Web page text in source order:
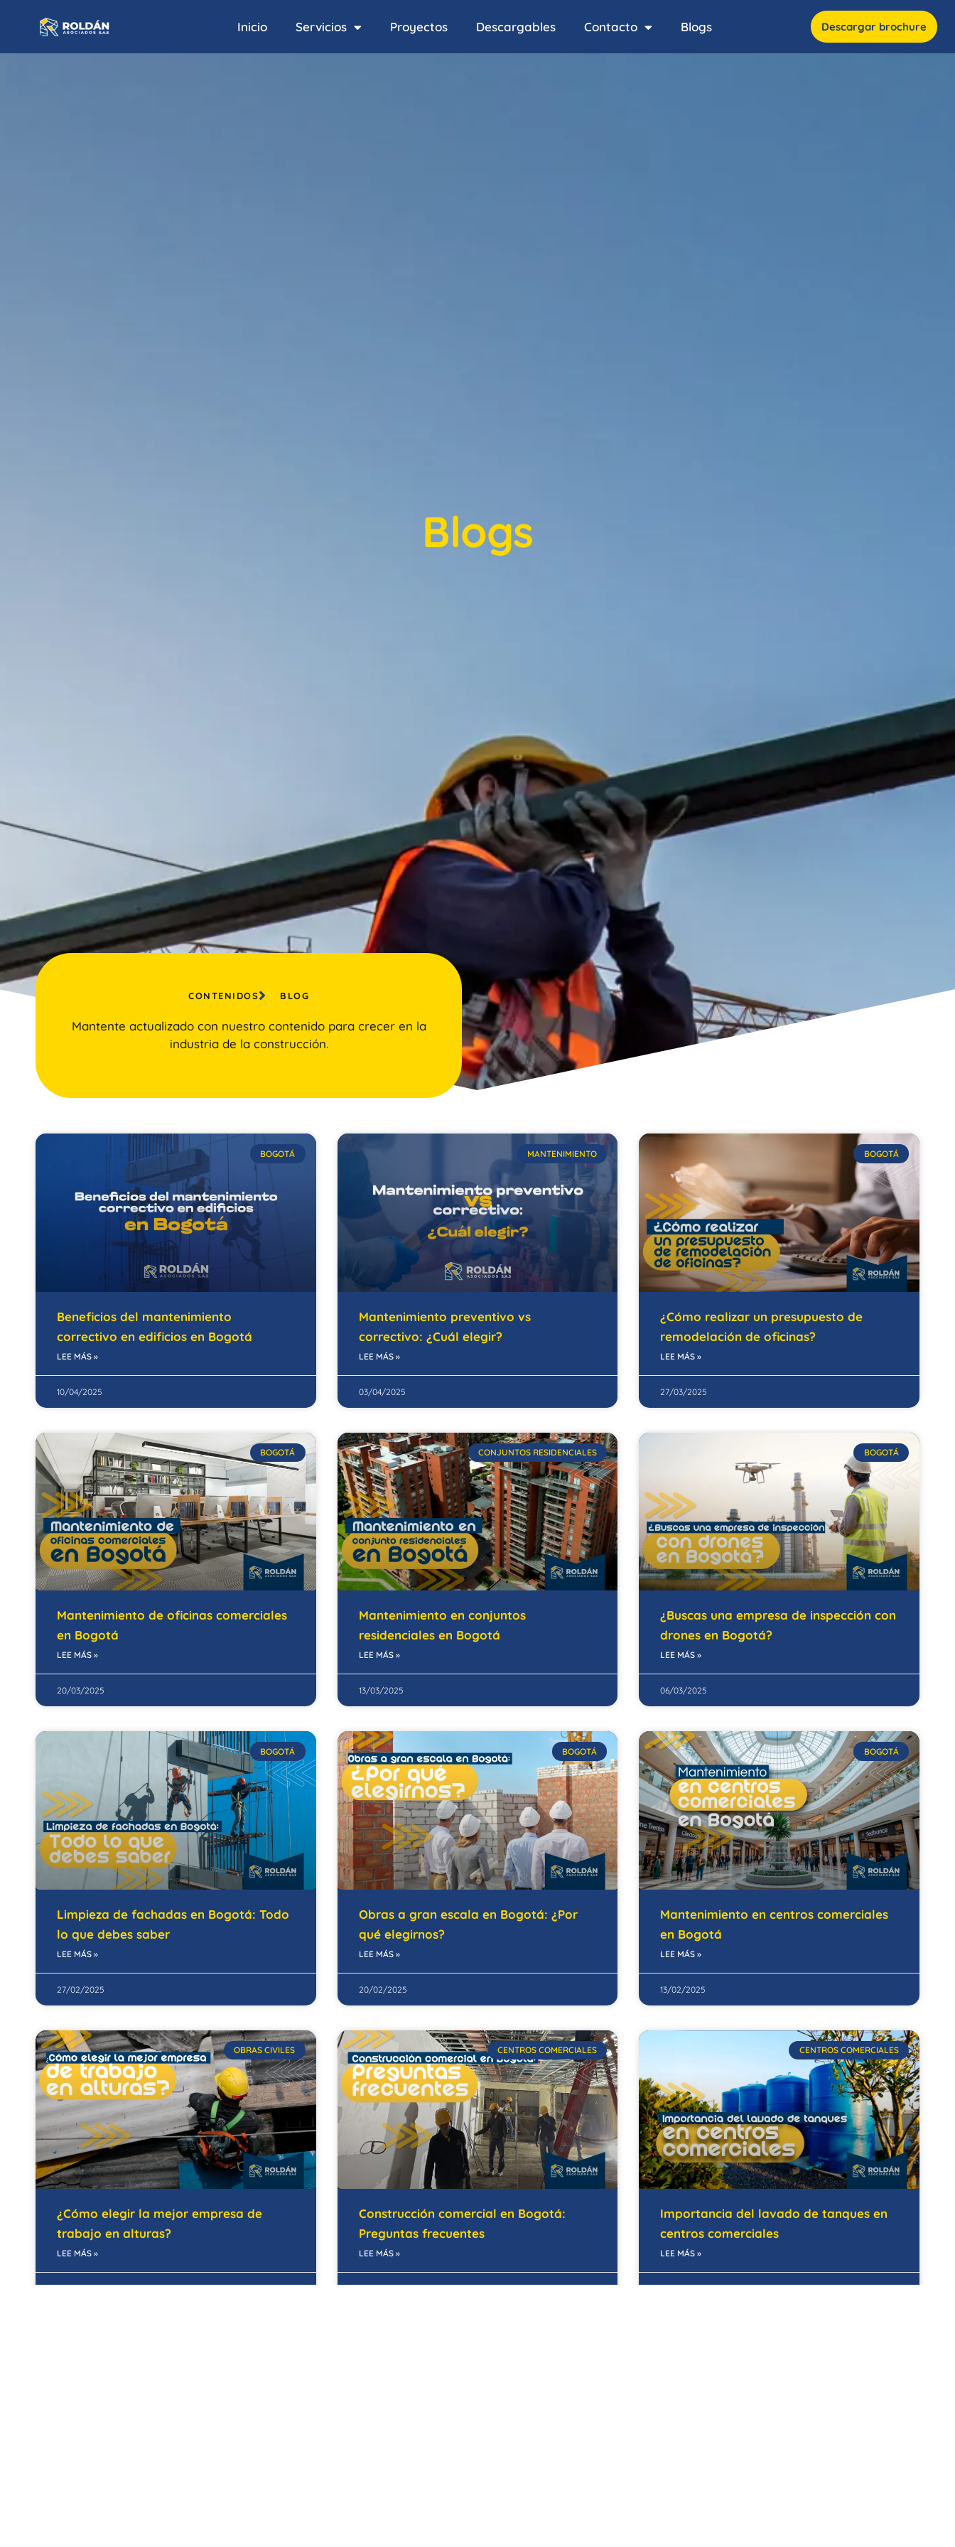
Inicio Servicios Proyectos Descargables Contacto Blogs Descargar brochure
Blogs
CONTENIDOS BLOG
Mantente actualizado con nuestro contenido para crecer en la
industria de la construcción.
BOGOTÁ
Beneficios del mantenimiento
correctivo en edificios en Bogotá
LEE MÁS »
10/04/2025
MANTENIMIENTO
Mantenimiento preventivo vs
correctivo: ¿Cuál elegir?
LEE MÁS »
03/04/2025
BOGOTÁ
¿Cómo realizar un presupuesto de
remodelación de oficinas?
LEE MÁS »
27/03/2025
BOGOTÁ
Mantenimiento de oficinas comerciales
en Bogotá
LEE MÁS »
20/03/2025
CONJUNTOS RESIDENCIALES
Mantenimiento en conjuntos
residenciales en Bogotá
LEE MÁS »
13/03/2025
BOGOTÁ
¿Buscas una empresa de inspección con
drones en Bogotá?
LEE MÁS »
06/03/2025
BOGOTÁ
Limpieza de fachadas en Bogotá: Todo
lo que debes saber
LEE MÁS »
27/02/2025
BOGOTÁ
Obras a gran escala en Bogotá: ¿Por
qué elegirnos?
LEE MÁS »
20/02/2025
BOGOTÁ
Mantenimiento en centros comerciales
en Bogotá
LEE MÁS »
13/02/2025
OBRAS CIVILES
¿Cómo elegir la mejor empresa de
trabajo en alturas?
LEE MÁS »
06/02/2025
CENTROS COMERCIALES
Construcción comercial en Bogotá:
Preguntas frecuentes
LEE MÁS »
30/01/2025
CENTROS COMERCIALES
Importancia del lavado de tanques en
centros comerciales
LEE MÁS »
23/01/2025